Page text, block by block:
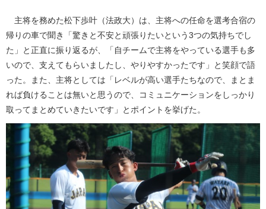
主将を務めた松下歩叶（法政大）は、主将への任命を選考合宿の
帰りの車で聞き「驚きと不安と頑張りたいという3つの気持ちでし
た」と正直に振り返るが、「自チームで主将をやっている選手も多
いので、支えてもらいましたし、やりやすかったです」と笑顔で語
った。また、主将としては「レベルが高い選手たちなので、まとま
れば負けることは無いと思うので、コミュニケーションをしっかり
取ってまとめていきたいです」とポイントを挙げた。